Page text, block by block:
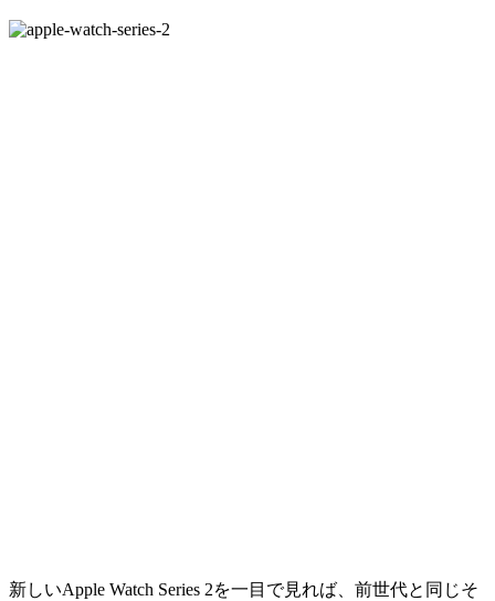
新しいApple Watch Series 2を一目で見れば、前世代と同じそ